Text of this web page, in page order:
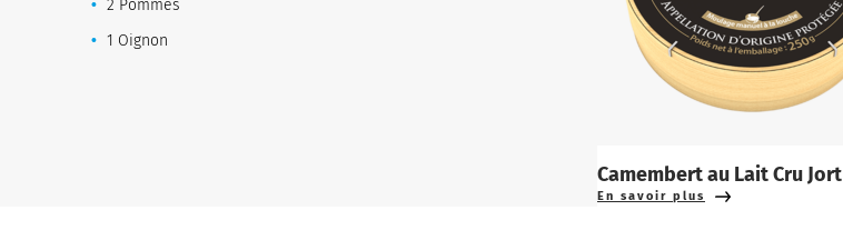
2 Pommes
1 Oignon
Camembert au Lait Cru Jort
En savoir plus